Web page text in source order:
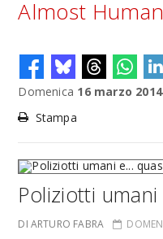
Almost Human
Domenica 16 marzo 2014
Stampa
Poliziotti
DI ARTURO FABRA